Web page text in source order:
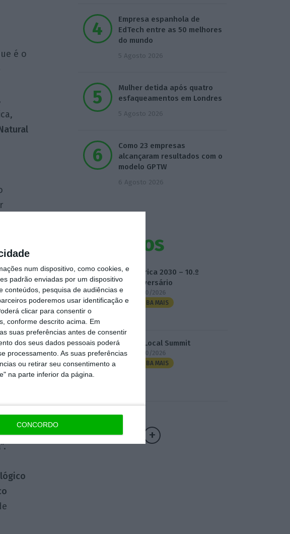
num dispositivo, como cookies, e
padrão enviadas por um dispositivo
conteúdos, pesquisa de audiências e
poderemos usar identificação e
clicar para consentir o
conforme descrito acima. Em
suas preferências antes de consentir
dos seus dados pessoais poderá
processamento. As suas preferências
ou retirar seu consentimento a
na parte inferior da página.
CONCORDO
é o
que
de
Empresa espanhola de
EdTech entre as 50 melhores
do mundo
5 Agosto 2026
Mulher detida após quatro
esfaqueamentos em Londres
5 Agosto 2026
Como 23 empresas
alcançaram resultados com o
modelo GPTW
6 Agosto 2026
Eventos
Fábrica 2030 – 10.º
Aniversário
14/10/2026
SAIBA MAIS
3.º Local Summit
07/10/2026
SAIBA MAIS